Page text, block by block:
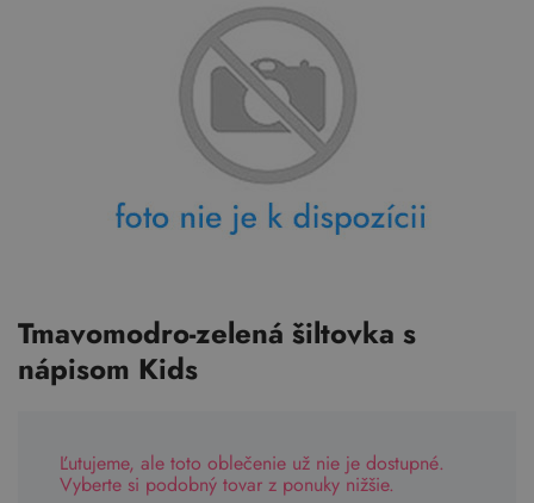
Tmavomodro-zelená šiltovka s
nápisom Kids
Ľutujeme, ale toto oblečenie už nie je dostupné.
Vyberte si podobný tovar z ponuky nižšie.